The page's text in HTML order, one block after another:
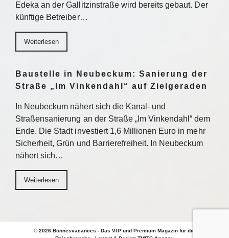
Edeka an der Gallitzinstraße wird bereits gebaut. Der
künftige Betreiber…
Weiterlesen
Baustelle in Neubeckum: Sanierung der
Straße „Im Vinkendahl“ auf Zielgeraden
In Neubeckum nähert sich die Kanal- und
Straßensanierung an der Straße „Im Vinkendahl“ dem
Ende. Die Stadt investiert 1,6 Millionen Euro in mehr
Sicherheit, Grün und Barrierefreiheit. In Neubeckum
nähert sich…
Weiterlesen
© 2026 Bonnesvacances - Das VIP und Premium Magazin für die